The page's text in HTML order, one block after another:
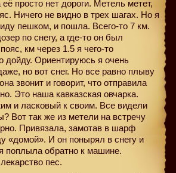
просто нет дороги. Метель метет,
Ничего не видно в трех шагах. Но я
пешком, и пошла. Всего-то 7 км.
по снегу, а где-то он был
км через 1.5 я чего-то
дойду. Ориентируюсь я очень
но вот снег. Но все равно плыву
звонит и говорит, что отправила
Это наша кавказская овчарка.
и ласковый к своим. Все видели
Вот так же из метели на встречу
Привязала, замотав в шарф
«домой». И он понырял в снегу и
поплыла обратно к машине.
пес.